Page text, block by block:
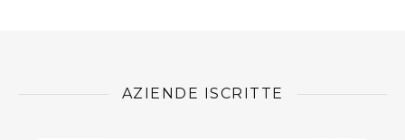
AZIENDE ISCRITTE